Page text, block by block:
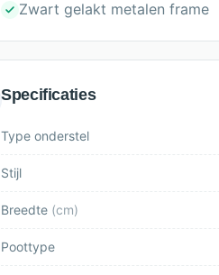
Zwart gelakt metalen frame
Specificaties
Type onderstel
Stijl
Breedte (cm)
Poottype